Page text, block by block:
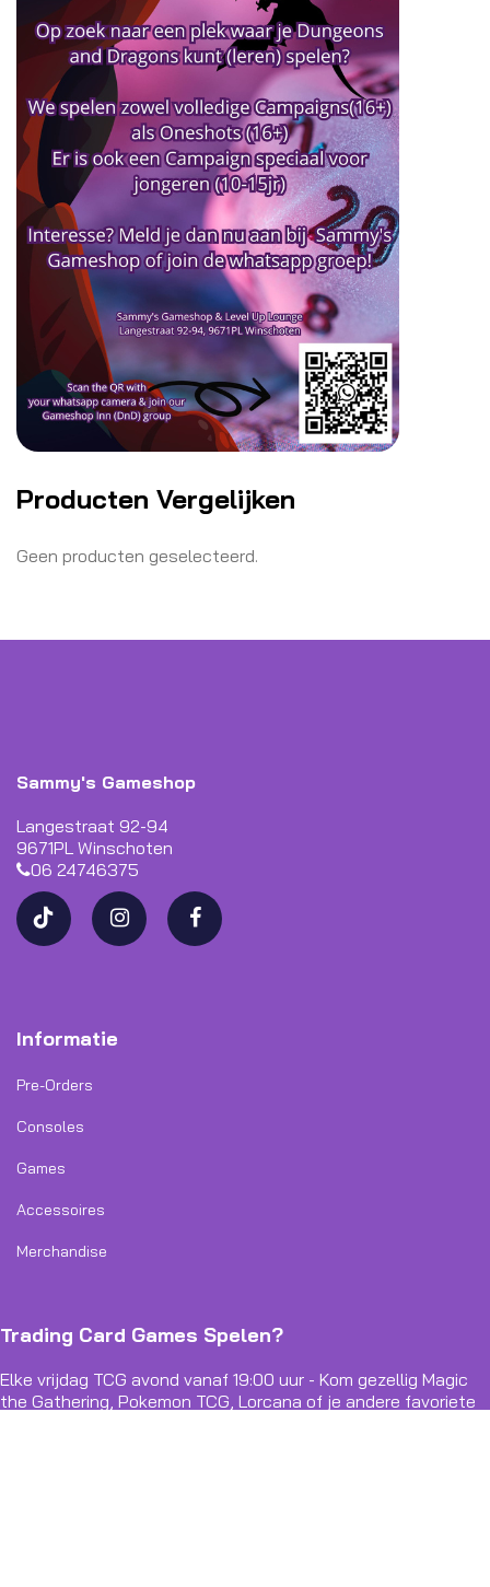
Producten Vergelijken
Geen producten geselecteerd.
Sammy's Gameshop
Langestraat 92-94
9671PL Winschoten
06 24746375
Informatie
Pre-Orders
Consoles
Games
Accessoires
Merchandise
Trading Card Games Spelen?
Elke vrijdag TCG avond vanaf 19:00 uur - Kom gezellig Magic
the Gathering, Pokemon TCG, Lorcana of je andere favoriete